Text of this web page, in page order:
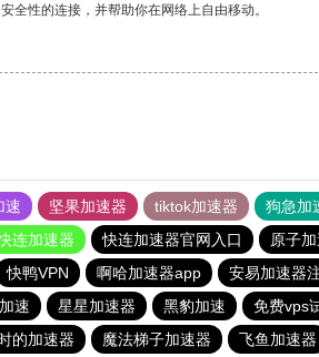
全性的连接，并帮助你在网络上自由移动。
速 坚果加速器 tiktok加速器 狗急加
连加速器 快连加速器官网入口 原子
快鸭VPN 啊哈加速器app 安易加速器
速 星星加速器 黑豹加速 免费vps
的加速器 魔法梯子加速器 飞鱼加速器